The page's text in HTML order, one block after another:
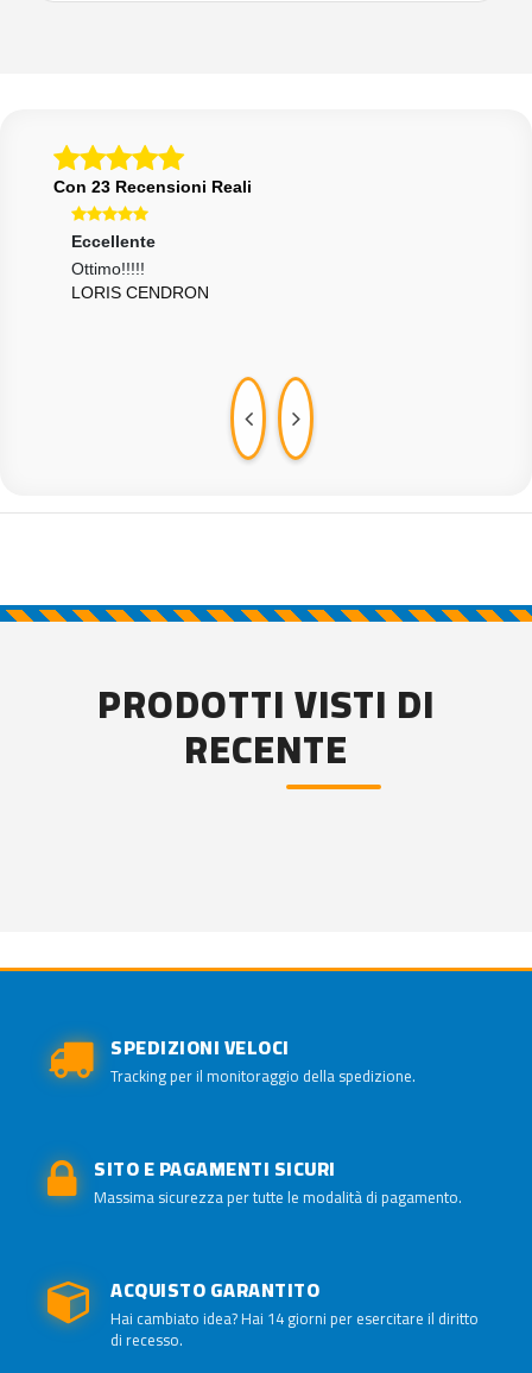
Con 23 Recensioni Reali
Eccellente
Ottimo!!!!!
LORIS CENDRON
PRODOTTI VISTI DI
RECENTE
SPEDIZIONI VELOCI
Tracking per il monitoraggio della spedizione.
SITO E PAGAMENTI SICURI
Massima sicurezza per tutte le modalità di pagamento.
ACQUISTO GARANTITO
Hai cambiato idea? Hai 14 giorni per esercitare il diritto
di recesso.